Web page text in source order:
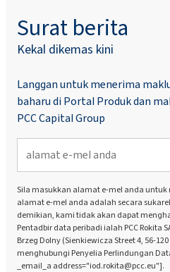
Surat berita
Kekal dikemas kini
Langgan untuk menerima
baharu di Portal Produk dan
PCC Capital Group
Sila masukkan alamat e-mel anda untuk
alamat e-mel anda adalah secara
demikian, kami tidak akan dapat
Pentadbir data peribadi ialah PCC Rokita
Brzeg Dolny (Sienkiewicza Street 4, 56-
menghubungi Penyelia Perlindungan
_email_a address="iod.rokita@pcc.eu"].